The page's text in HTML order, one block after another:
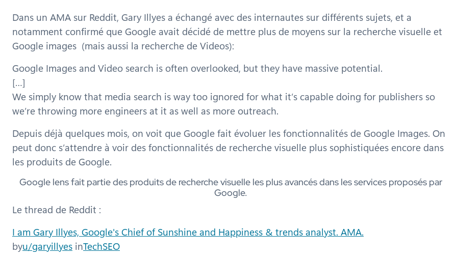
Dans un AMA sur Reddit, Gary Illyes a échangé avec des internautes sur différents sujets, et a
notamment confirmé que Google avait décidé de mettre plus de moyens sur la recherche visuelle et
Google images (mais aussi la recherche de Videos):
Google Images and Video search is often overlooked, but they have massive potential.
[…]
We simply know that media search is way too ignored for what it’s capable doing for publishers so
we’re throwing more engineers at it as well as more outreach.
Depuis déjà quelques mois, on voit que Google fait évoluer les fonctionnalités de Google Images. On
peut donc s’attendre à voir des fonctionnalités de recherche visuelle plus sophistiquées encore dans
les produits de Google.
Google lens fait partie des produits de recherche visuelle les plus avancés dans les services proposés par
Google.
Le thread de Reddit :
I am Gary Illyes, Google's Chief of Sunshine and Happiness & trends analyst. AMA.
byu/garyillyes inTechSEO